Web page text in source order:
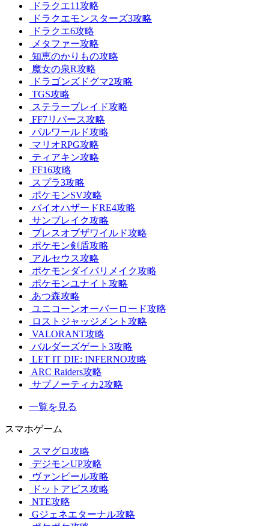
ドラクエ11攻略
ドラクエモンスターズ3攻略
ドラクエ6攻略
メタファー攻略
知恵のかりもの攻略
魔女の泉R攻略
ドラゴンズドグマ2攻略
TGS攻略
ステラーブレイド攻略
FF7リバース攻略
パルワールド攻略
マリオRPG攻略
ティアキン攻略
FF16攻略
スプラ3攻略
ポケモンSV攻略
バイオハザードRE4攻略
サンブレイク攻略
ブレスオブザワイルド攻略
ポケモン剣盾攻略
アルセウス攻略
ポケモンダイパリメイク攻略
ポケモンユナイト攻略
あつ森攻略
ユニコーンオーバーロード攻略
ロストジャッジメント攻略
VALORANT攻略
バルダーズゲート3攻略
LET IT DIE: INFERNO攻略
ARC Raiders攻略
サブノーティカ2攻略
一覧を見る
スマホゲーム
スマグロ攻略
デジモンUP攻略
ヴァンピール攻略
ドットアビス攻略
NTE攻略
Gジェネエターナル攻略